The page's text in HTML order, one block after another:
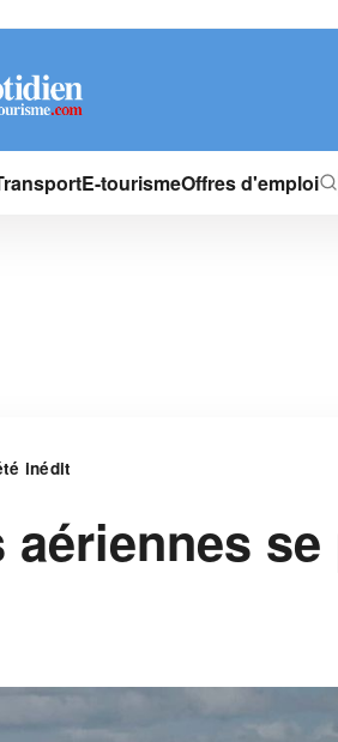
E-tourismeOffres d'emploi
inédit